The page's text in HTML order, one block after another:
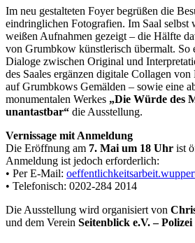
Im neu gestalteten Foyer begrüßen die
eindringlichen Fotografien. Im Saal selbst
weißen Aufnahmen gezeigt – die Hälfte
von Grumbkow künstlerisch übermalt. So
Dialoge zwischen Original und
des Saales ergänzen digitale Collagen
auf Grumbkows Gemälden – sowie eine
monumentalen Werkes „Die Würde des
unantastbar“ die Ausstellung.
Vernissage mit Anmeldung
Die Eröffnung am 7. Mai um 18 Uhr ist
Anmeldung ist jedoch erforderlich:
• Per E-Mail:
• Telefonisch: 0202-284 2014
Die Ausstellung wird organisiert von
und dem Verein Seitenblick e.V. – Polizei